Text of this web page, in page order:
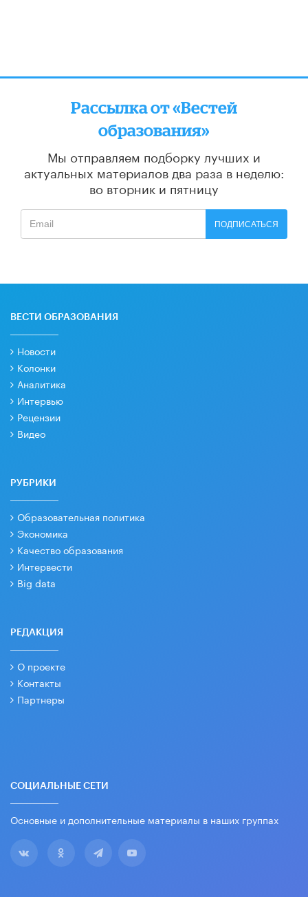
Рассылка от «Вестей
образования»
Мы отправляем подборку лучших и
актуальных материалов два раза в неделю:
во вторник и пятницу
ПОДПИСАТЬСЯ
ВЕСТИ ОБРАЗОВАНИЯ
Новости
Колонки
Аналитика
Интервью
Рецензии
Видео
РУБРИКИ
Образовательная политика
Экономика
Качество образования
Интервести
Big data
РЕДАКЦИЯ
О проекте
Контакты
Партнеры
СОЦИАЛЬНЫЕ СЕТИ
Основные и дополнительные материалы в наших группах